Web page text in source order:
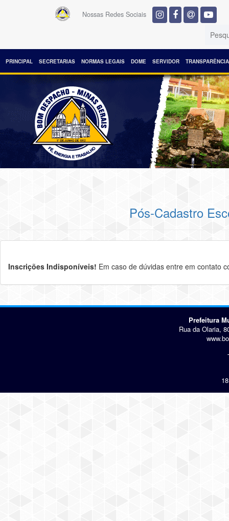
Nossas Redes Sociais
PRINCIPAL SECRETARIAS NORMAS LEGAIS DOME SERVIDOR TRANSPARÊNCIA
Pós-Cadastro
Inscrições Indisponíveis! Em caso de dúvidas entre em contato
Prefeitura
Rua da Olaria,